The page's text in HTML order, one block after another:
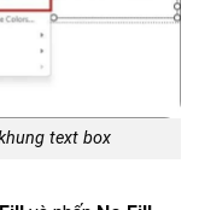
text box